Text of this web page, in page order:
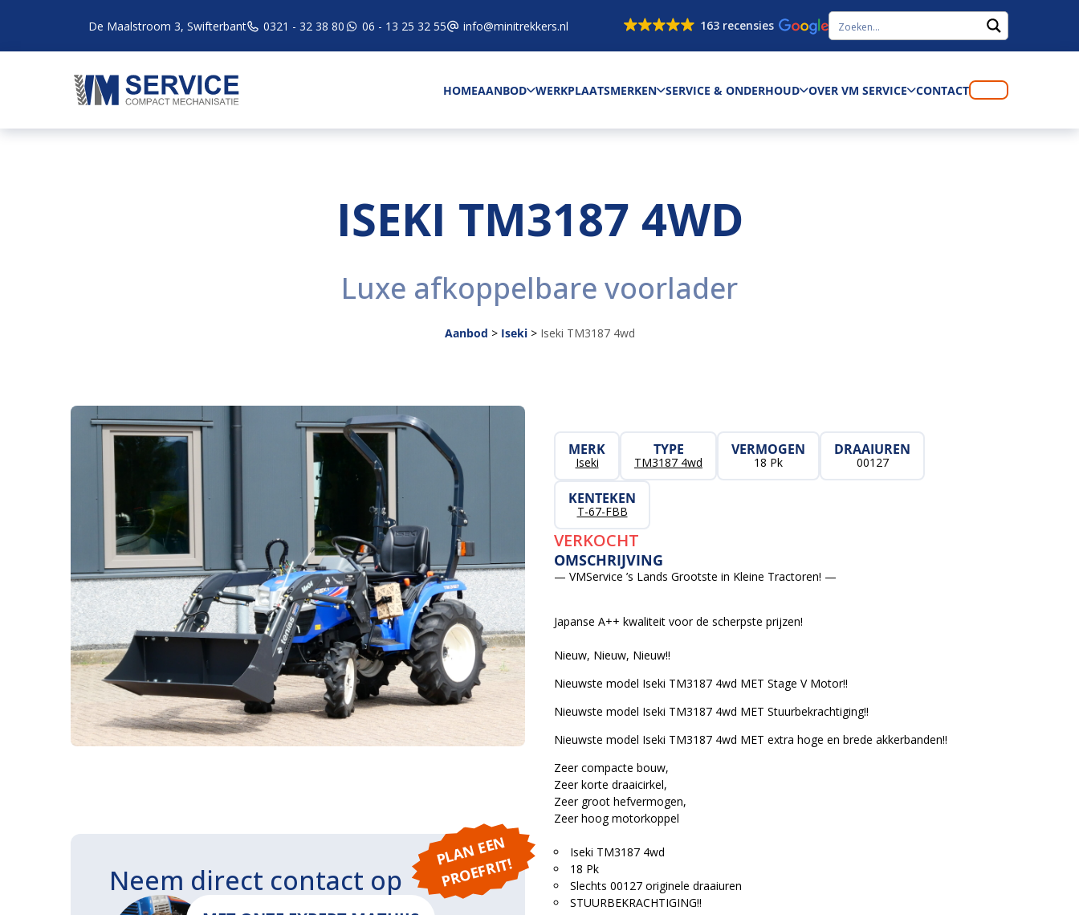
De Maalstroom 3, Swifterbant 0321 - 32 38 80 06 - 13 25 32 55 info@minitrekkers.nl 163 recensies
HOMEAANBOD WERKPLAATSMERKEN SERVICE & ONDERHOUD OVER VM SERVICE CONTACT
ISEKI TM3187 4WD
Luxe afkoppelbare voorlader
Aanbod > Iseki> Iseki TM3187 4wd
MERK
Iseki
TYPE
TM3187 4wd
VERMOGEN
18 Pk
DRAAIUREN
00127
KENTEKEN
T-67-FBB
VERKOCHT
OMSCHRIJVING
— VMService ’s Lands Grootste in Kleine Tractoren! —
Japanse A++ kwaliteit voor de scherpste prijzen!
Nieuw, Nieuw, Nieuw!!
Nieuwste model Iseki TM3187 4wd MET Stage V Motor!!
Nieuwste model Iseki TM3187 4wd MET Stuurbekrachtiging!!
Nieuwste model Iseki TM3187 4wd MET extra hoge en brede akkerbanden!!
Zeer compacte bouw,
Zeer korte draaicirkel,
Zeer groot hefvermogen,
Zeer hoog motorkoppel
Iseki TM3187 4wd
18 Pk
Slechts 00127 originele draaiuren
STUURBEKRACHTIGING!!
P
L
A
N
E
E
N
P
R
O
E
F
RI
T!
Neem direct contact op